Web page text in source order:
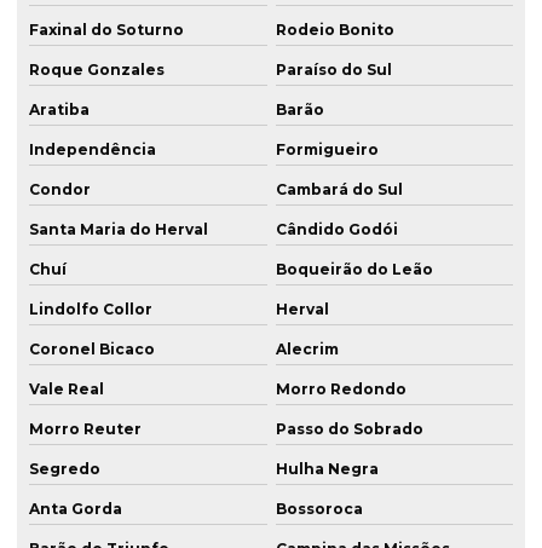
Faxinal do Soturno Rodeio Bonito
Roque Gonzales Paraíso do Sul
Aratiba Barão
Independência Formigueiro
Condor Cambará do Sul
Santa Maria do Herval Cândido Godói
Chuí Boqueirão do Leão
Lindolfo Collor Herval
Coronel Bicaco Alecrim
Vale Real Morro Redondo
Morro Reuter Passo do Sobrado
Segredo Hulha Negra
Anta Gorda Bossoroca